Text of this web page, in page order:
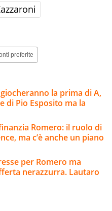
preferite
la prima di A,
di Pio Esposito ma la
Romero: il ruolo di
ma c’è anche un piano
per Romero ma
nerazzurra. Lautaro